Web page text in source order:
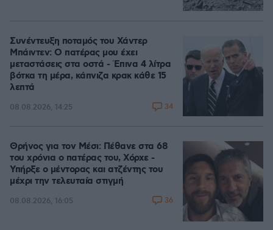
Συνέντευξη ποταμός του Χάντερ
Μπάιντεν: Ο πατέρας μου έχει
μεταστάσεις στα οστά - Έπινα 4 λίτρα
βότκα τη μέρα, κάπνιζα κρακ κάθε 15
λεπτά
08.08.2026, 14:25 34
Θρήνος για τον Μέσι: Πέθανε στα 68
του χρόνια ο πατέρας του, Χόρχε -
Υπήρξε ο μέντορας και ατζέντης του
μέχρι την τελευταία στιγμή
08.08.2026, 16:05 36